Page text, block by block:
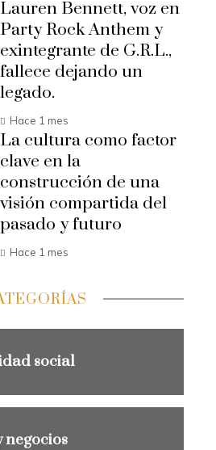
Lauren Bennett, voz en
Party Rock Anthem y
exintegrante de G.R.L.,
fallece dejando un
legado.
Hace 1 mes
La cultura como factor
clave en la
construcción de una
visión compartida del
pasado y futuro
Hace 1 mes
social
negocios